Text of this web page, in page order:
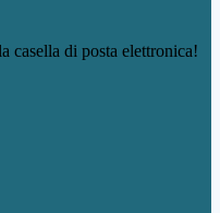
casella di posta elettronica!